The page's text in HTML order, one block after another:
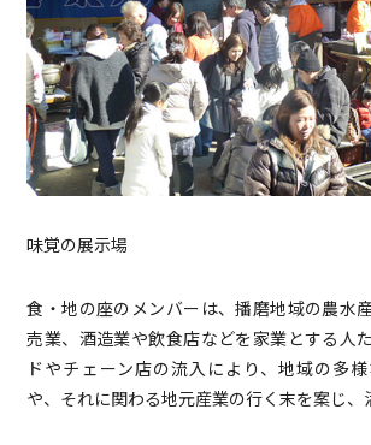
味覚の展示場
食・地の座のメンバーは、播磨地域の農水
売業、酒造業や飲食店などを家業とする人
ドやチェーン店の流入により、地域の多
や、それに関わる地元産業の行く末を案じ、